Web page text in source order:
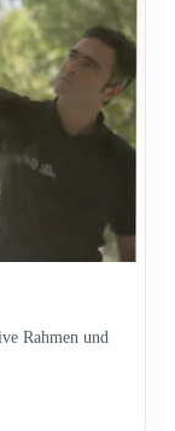
Rahmen und